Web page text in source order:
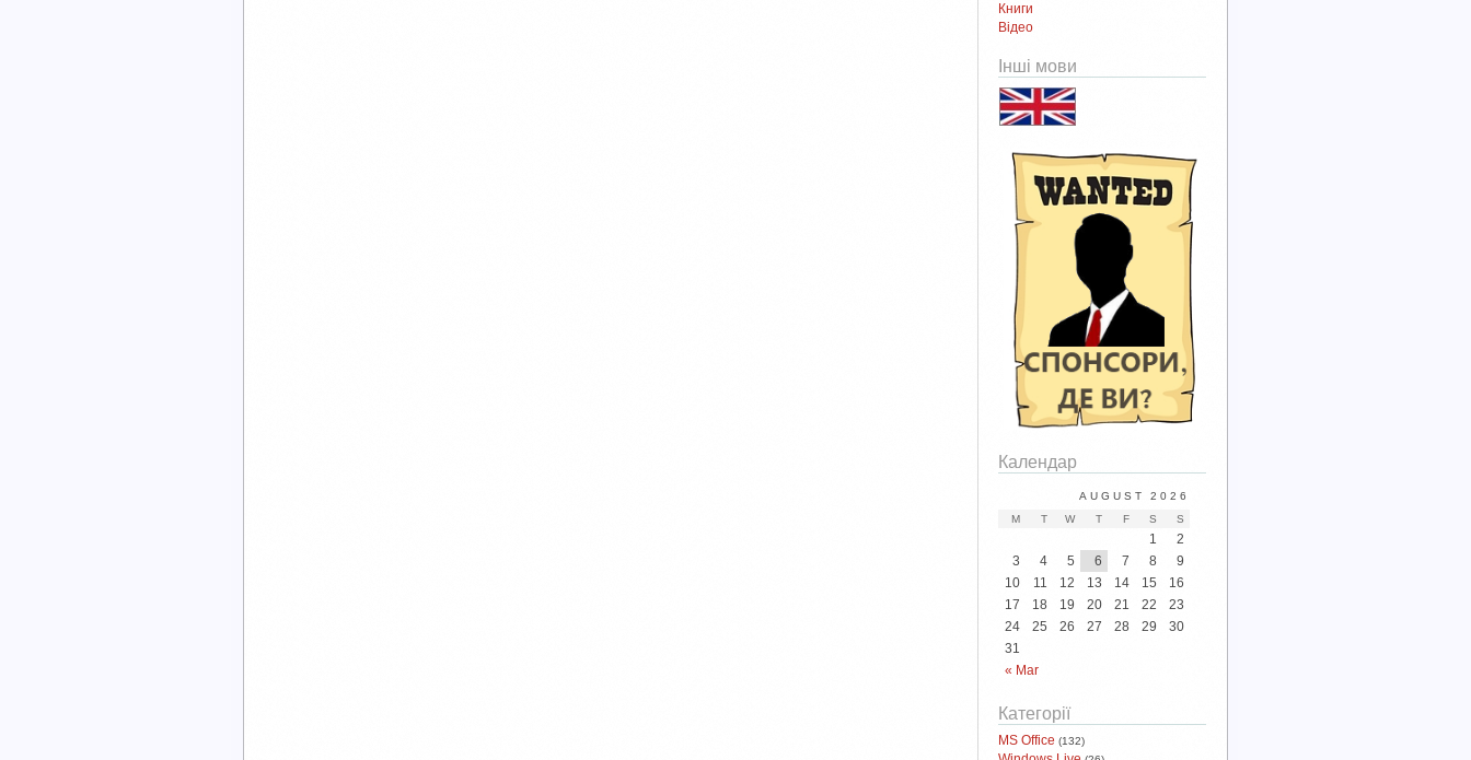
Книги
Відео
Інші мови
Календар
AUGUST 2026
M
T W T F S S
« Mar
1
2
3
4 5 6 7 8
9
10
11 12 13 14 15
16
17
18 19 20 21 22
23
24
25 26 27 28 29
30
31
Категорії
MS Office (132)